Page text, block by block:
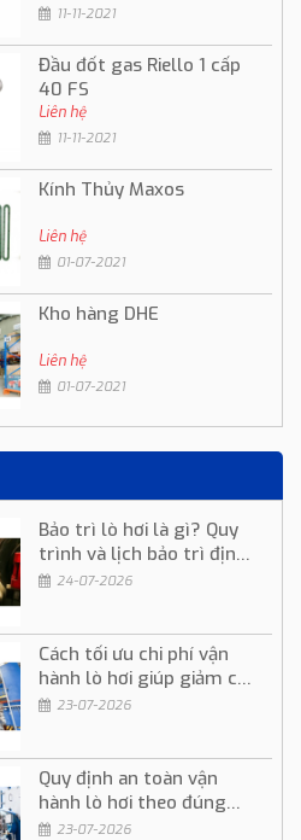
11-11-2021
Đầu đốt gas Riello 1 cấp
40 FS
Liên hệ
11-11-2021
Kính Thủy Maxos
Liên hệ
01-07-2021
Kho hàng DHE
Liên hệ
01-07-2021
Bảo trì lò hơi là gì? Quy
trình và lịch bảo trì định
kỳ24-07-2026
Cách tối ưu chi phí vận
hành lò hơi giúp giảm chi
phí sản xuất
23-07-2026
Quy định an toàn vận
hành lò hơi theo đúng
quy trình kỹ thuật
23-07-2026